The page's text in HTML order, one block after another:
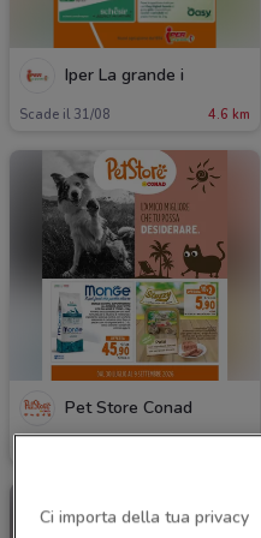
Iper La grande i
Scade il 31/08 4.6 km
Pet Store Conad
Ci importa della tua privacy